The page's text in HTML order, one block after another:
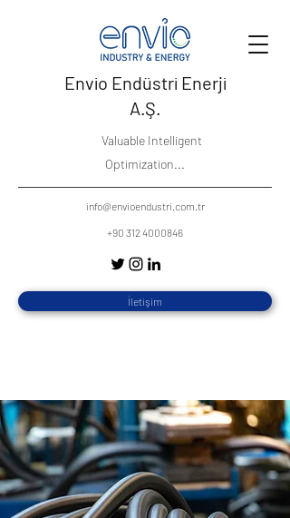
Envio Endüstri Enerji
A.Ş.
Valuable Intelligent
Optimization...
info@envioendustri.com.tr
+90 312 4000846
İletişim